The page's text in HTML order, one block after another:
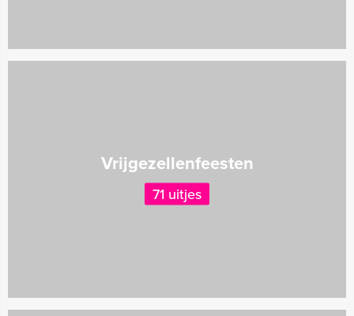
Vrijgezellenfeesten
71 uitjes